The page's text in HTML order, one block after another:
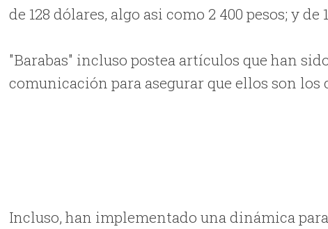
de 128 dólares, algo asi como 2 400 pesos; y
"Barabas" incluso postea artículos que han
comunicación para asegurar que ellos son los
Incluso, han implementado una dinámica